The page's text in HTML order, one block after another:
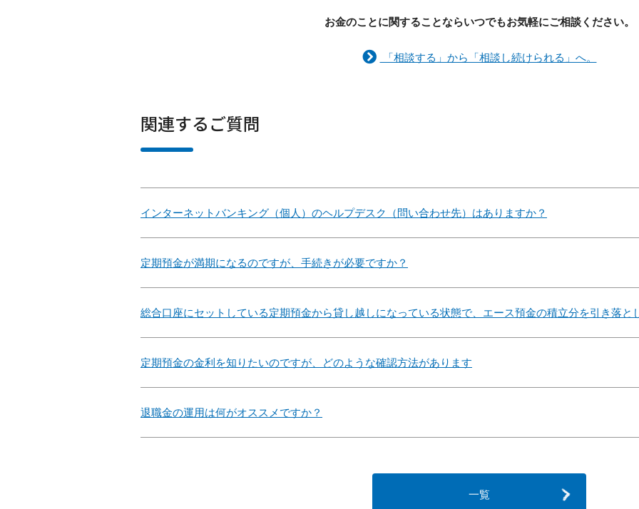
お金のことに関することならいつでもお気軽にご相談ください。
「相談する」から「相談し続けられる」へ。
関連するご質問
インターネットバンキング（個人）のヘルプデスク（問い合わせ先）はありますか？
定期預金が満期になるのですが、手続きが必要ですか？
総合口座にセットしている定期預金から貸し越しになっている状態で、エース預金の積立分を引き落と
定期預金の金利を知りたいのですが、どのような確認方法があります
退職金の運用は何がオススメですか？
一覧